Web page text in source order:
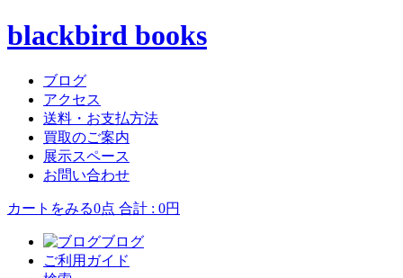
blackbird books
ブログ
アクセス
送料・お支払方法
買取のご案内
展示スペース
お問い合わせ
カートをみる0点 合計 : 0円
ブログ
ご利用ガイド